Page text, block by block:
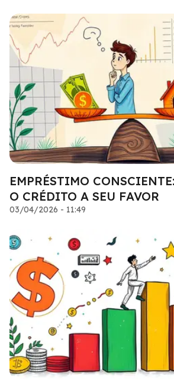
EMPRÉSTIMO
O CRÉDITO A SEU FAVOR
03/04/2026 - 11:49